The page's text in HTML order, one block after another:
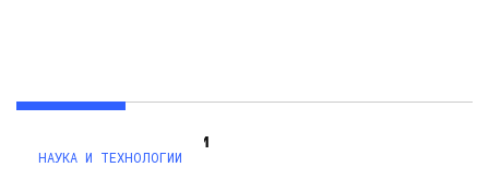
Наука И Технологии
НАУКА И ТЕХНОЛОГИИ